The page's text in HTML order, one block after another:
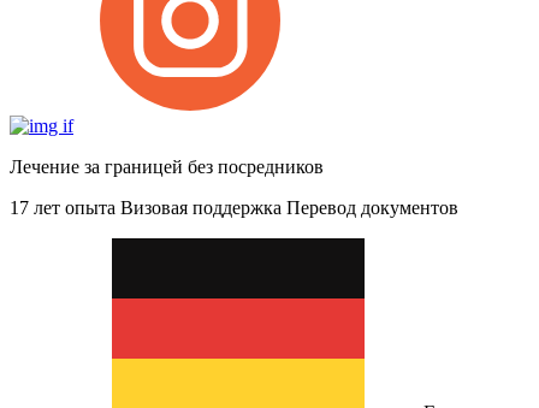
Лечение за границей без посредников
17 лет опыта Визовая поддержка Перевод документов